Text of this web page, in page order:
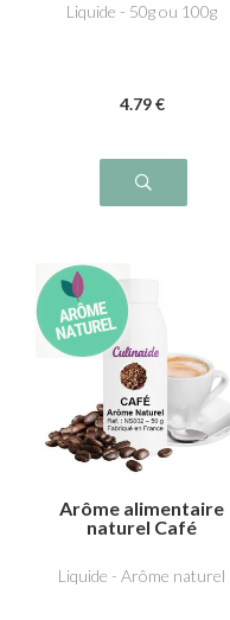
Liquide - 50g ou 100g
4.79 €
Arôme alimentaire
naturel Café
Liquide - Arôme naturel